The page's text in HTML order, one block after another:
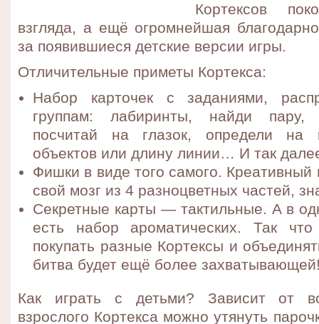
Кортексов
взгляда, а ещё огромнейшая
за появившиеся детские версии игры.
Отличительные приметы Кортекса:
Набор карточек с заданиями,
группам: лабиринты, найди
посчитай на глазок, определи на
объектов или длину линии… И так
Фишки в виде того самого.
свой мозг из 4 разноцветных частей,
Секретные карты — тактильные. А в
есть набор ароматических. Так что
покупать разные Кортексы и
битва будет ещё более
Как играть с детьми? Зависит от
взрослого Кортекса можно утянуть